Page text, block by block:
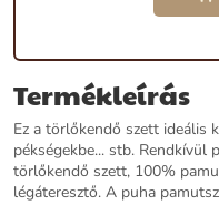
Termékleírás
Ez a törlőkendő szett ideális
pékségekbe... stb. Rendkívül
törlőkendő szett, 100%
légáteresztő. A puha